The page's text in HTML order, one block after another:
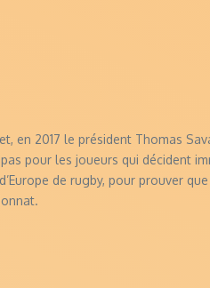
en 2017 le président Thomas
pour les joueurs qui décident
de rugby, pour prouver